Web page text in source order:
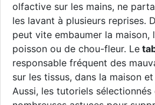
olfactive sur les mains, ne
les lavant à plusieurs reprises.
peut vite embaumer la maison,
poisson ou de chou-fleur. Le
responsable fréquent des
sur les tissus, dans la maison
Aussi, les tutoriels